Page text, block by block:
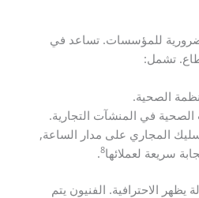
ضرورية للمؤسسات. تساعد في
تشمل:
الصحية.
في المنشآت التجارية.
المجاري على مدار الساعة,
سريعة لعملائها8
.
يظهر الاحترافية. الفنيون يتم